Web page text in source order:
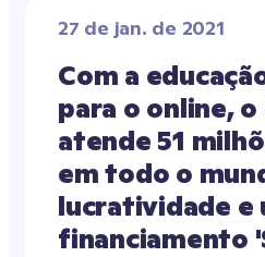
27 de jan. de 2021
Com a
para o online, o
atende 51
em todo o
lucratividade e
financiamento